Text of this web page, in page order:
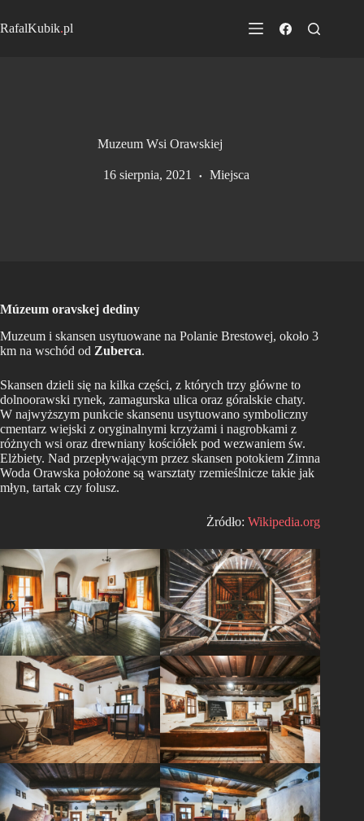
do
treści
RafalKubik.pl
Muzeum Wsi Orawskiej
16 sierpnia, 2021 Miejsca
Múzeum oravskej dediny
Muzeum i skansen usytuowane na Polanie Brestowej, około 3
km na wschód od Zuberca.
Skansen dzieli się na kilka części, z których trzy główne to
dolnoorawski rynek, zamagurska ulica oraz góralskie chaty.
W najwyższym punkcie skansenu usytuowano symboliczny
cmentarz wiejski z oryginalnymi krzyżami i nagrobkami z
różnych wsi oraz drewniany kościółek pod wezwaniem św.
Elżbiety. Nad przepływającym przez skansen potokiem Zimna
Woda Orawska położone są warsztaty rzemieślnicze takie jak
młyn, tartak czy folusz.
Żródło:Wikipedia.org